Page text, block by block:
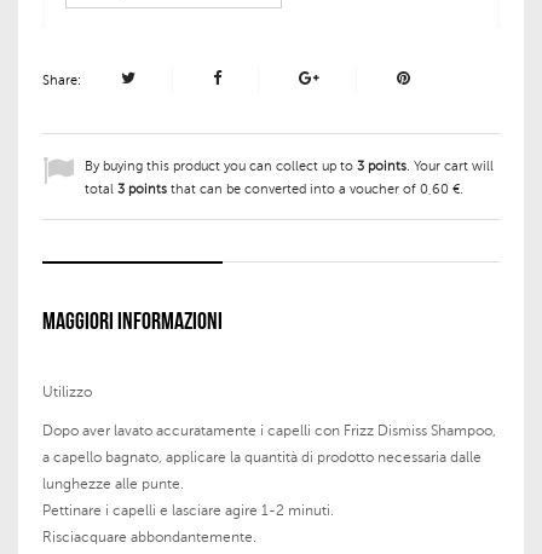
Share:
By buying this product you can collect up to 3 points. Your cart will
total 3 points that can be converted into a voucher of 0,60 €.
MAGGIORI INFORMAZIONI
Utilizzo
Dopo aver lavato accuratamente i capelli con Frizz Dismiss Shampoo,
a capello bagnato, applicare la quantità di prodotto necessaria dalle
lunghezze alle punte.
Pettinare i capelli e lasciare agire 1-2 minuti.
Risciacquare abbondantemente.